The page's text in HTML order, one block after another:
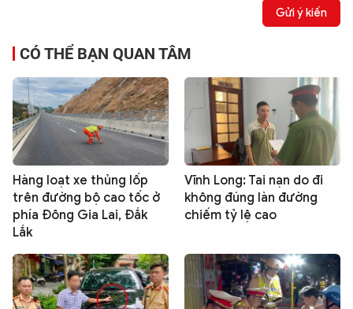
Gửi ý kiến
CÓ THỂ BẠN QUAN TÂM
Hàng loạt xe thủng lốp
trên đường bộ cao tốc ở
phía Đông Gia Lai, Đắk
Lắk
Vĩnh Long: Tai nạn do đi
không đúng làn đường
chiếm tỷ lệ cao